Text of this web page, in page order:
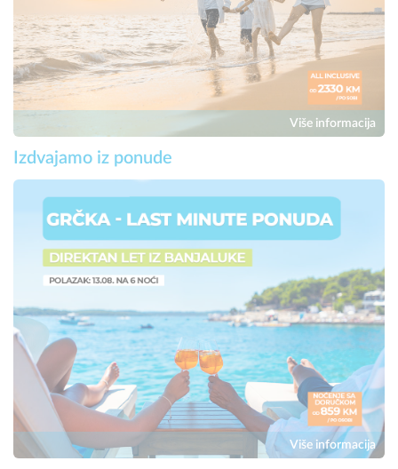
Više informacija
Izdvajamo iz ponude
Više informacija